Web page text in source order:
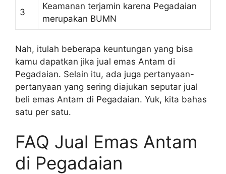
3
Keamanan terjamin karena Pegadaian
merupakan BUMN
Nah, itulah beberapa keuntungan yang bisa
kamu dapatkan jika jual emas Antam di
Pegadaian. Selain itu, ada juga pertanyaan-
pertanyaan yang sering diajukan seputar jual
beli emas Antam di Pegadaian. Yuk, kita bahas
satu per satu.
FAQ Jual Emas Antam
di Pegadaian